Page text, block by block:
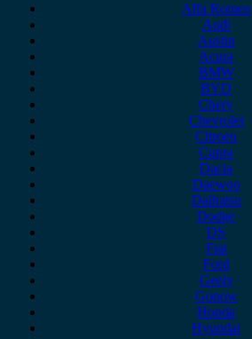
Alfa Romeo
Audi
Austin
Acura
BMW
BYD
Chery
Chevrolet
Citroen
Cupra
Dacia
Daewoo
Daihatsu
Dodge
DS
Fiat
Ford
Geely
Gonow
Honda
Hyundai